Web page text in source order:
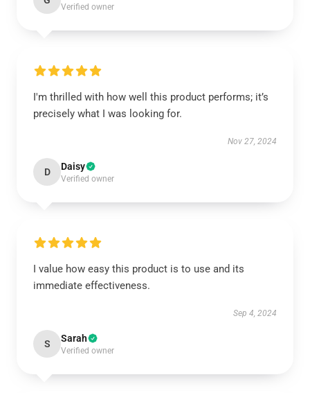
Verified owner
I'm thrilled with how well this product performs; it’s
precisely what I was looking for.
Nov 27, 2024
D Daisy
Verified owner
I value how easy this product is to use and its
immediate effectiveness.
Sep 4, 2024
S Sarah
Verified owner